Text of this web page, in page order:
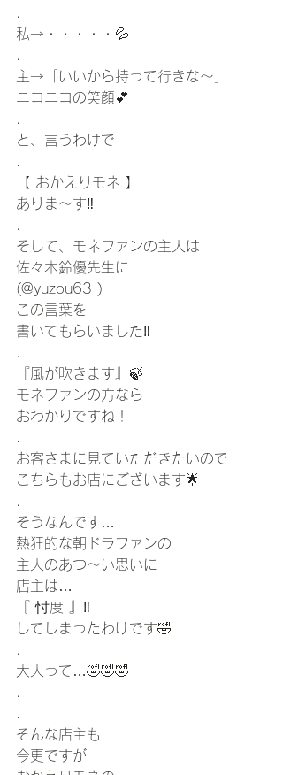
私→・・・・・💦
主→「いいから持って行きな〜」
ニコニコの笑顔💕
と、言うわけで
【 おかえりモネ 】
ありま〜す‼️
そして、モネファンの主人は
佐々木鈴優先生に
(@yuzou63 )
この言葉を
書いてもらいました‼️
『風が吹きます』🍃
モネファンの方なら
おわかりですね！
お客さまに見ていただきたいので
こちらもお店にございます🌟
そうなんです…
熱狂的な朝ドラファンの
主人のあつ〜い思いに
店主は…
『 忖度 』‼️
してしまったわけです🤣
大人って…🤣🤣🤣
そんな店主も
今更ですが